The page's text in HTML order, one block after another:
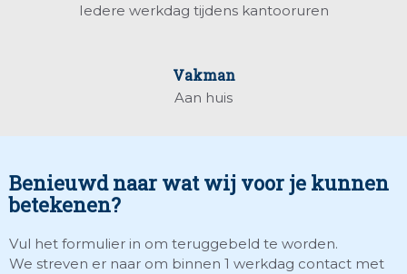
Iedere werkdag tijdens kantooruren
Vakman
Aan huis
Benieuwd naar wat wij voor je kunnen
betekenen?
Vul het formulier in om teruggebeld te worden.
We streven er naar om binnen 1 werkdag contact met